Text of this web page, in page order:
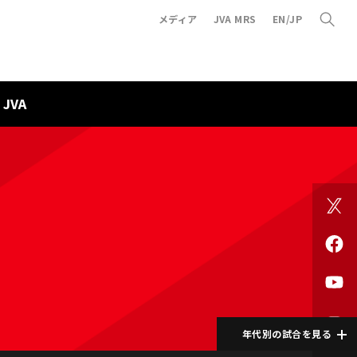
メディア JVA MRS EN/JP
JVA
年代別の試合を見る